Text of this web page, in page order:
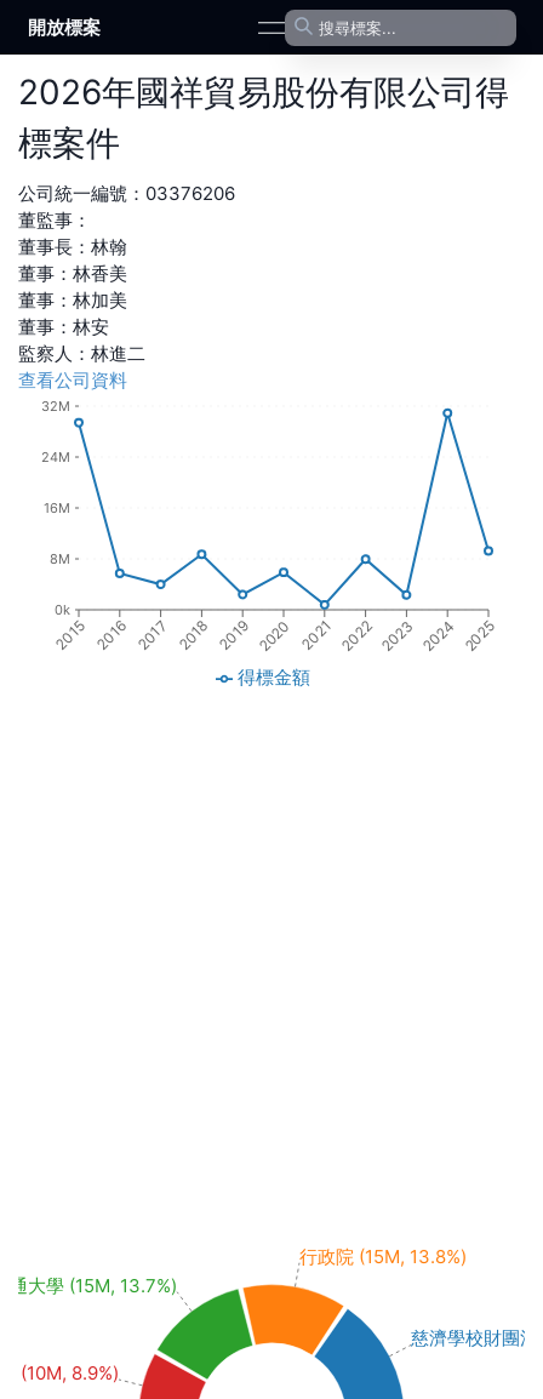
開放標案 open navigation menu
2026年國祥貿易股份有限公司得
標案件
公司統一編號： 03376206
董監事：
董事長 ： 林翰
董事 ： 林香美
董事 ： 林加美
董事 ： 林安
監察人 ： 林進二
查看公司資料
2015 2016 2017 2018 2019 2020 2021 2022 2023 2024 2025
0k
8M
16M
24M
32M
得標金額
慈濟學校財團
行政院 (15M, 13.8%)
通大學 (15M, 13.7%)
(10M, 8.9%)